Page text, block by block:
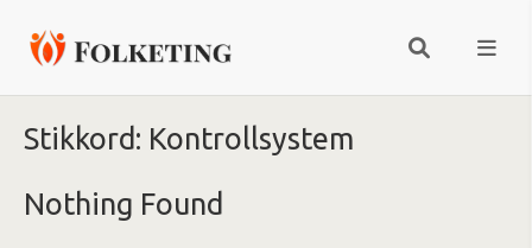
Stikkord: Kontrollsystem
Nothing Found